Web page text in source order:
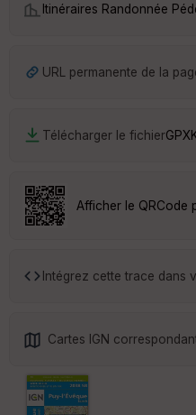
Itinéraires Randonnée
URL permanente de la
Télécharger le fichierGPX
Afficher le QRCode
Intégrez cette trace dans
Cartes IGN